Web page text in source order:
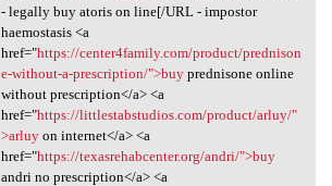
- legally buy atoris on line[/URL - impostor
haemostasis <a
href="https://center4family.com/product/prednison
e-without-a-prescription/">buyprednisone online
without prescription</a> <a
href="https://littlestabstudios.com/product/arluy/"
>arluyon internet</a> <a
href="https://texasrehabcenter.org/andri/">buy
andri no prescription</a> <a